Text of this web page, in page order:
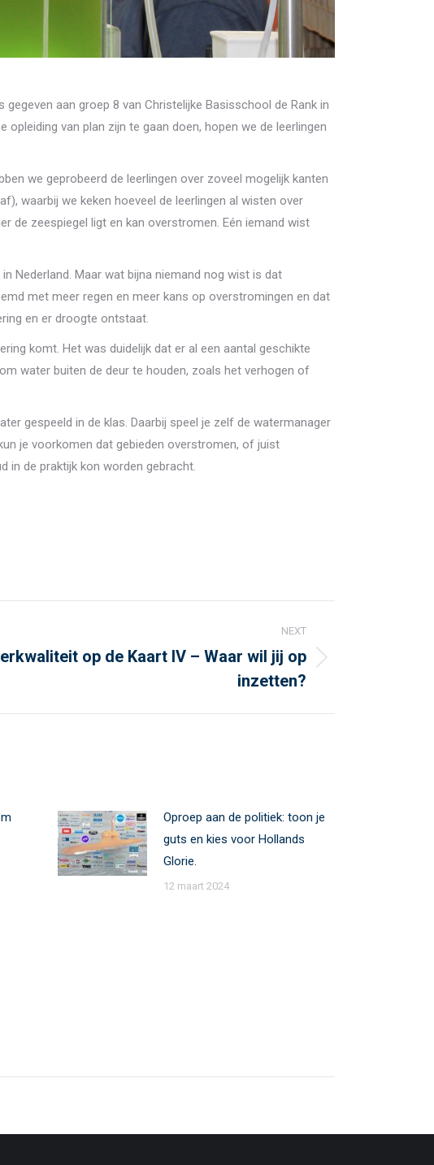
aan groep 8 van Christelijke Basisschool de Rank in
van plan zijn te gaan doen, hopen we de leerlingen
we geprobeerd de leerlingen over zoveel mogelijk kanten
waarbij we keken hoeveel de leerlingen al wisten over
de zeespiegel ligt en kan overstromen. Eén iemand wist
Nederland. Maar wat bijna niemand nog wist is dat
met meer regen en meer kans op overstromingen en dat
en er droogte ontstaat.
komt. Het was duidelijk dat er al een aantal geschikte
water buiten de deur te houden, zoals het verhogen of
gespeeld in de klas. Daarbij speel je zelf de watermanager
je voorkomen dat gebieden overstromen, of juist
in de praktijk kon worden gebracht.
NEXT
op de Kaart IV – Waar wil jij op
inzetten?
Oproep aan de politiek: toon je
guts en kies voor Hollands
Glorie.
12 maart 2024